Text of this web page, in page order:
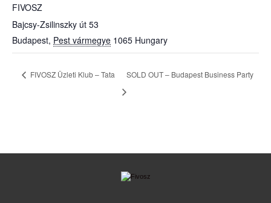
FIVOSZ
Bajcsy-Zsilinszky út 53
Budapest, Pest vármegye 1065 Hungary
FIVOSZ Üzleti Klub – Tata SOLD OUT – Budapest Business Party